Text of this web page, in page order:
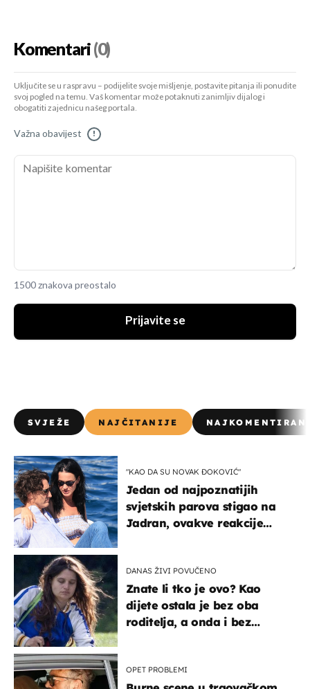
Komentari(0)
Uključite se u raspravu – podijelite svoje mišljenje, postavite pitanja ili ponudite
svoj pogled na temu. Vaš komentar može potaknuti zanimljiv dijalog i
obogatiti zajednicu našeg portala.
Važna obavijest !
1500 znakova preostalo
Prijavite se
SVJEŽE NAJČITANIJE
"KAO DA SU NOVAK ĐOKOVIĆ"
Jedan od najpoznatijih
svjetskih parova stigao na
Jadran, ovakve reakcije
DANAS ŽIVI POVUČENO
Znate li tko je ovo? Kao
dijete ostala je bez oba
roditelja, a onda i bez
OPET PROBLEMI